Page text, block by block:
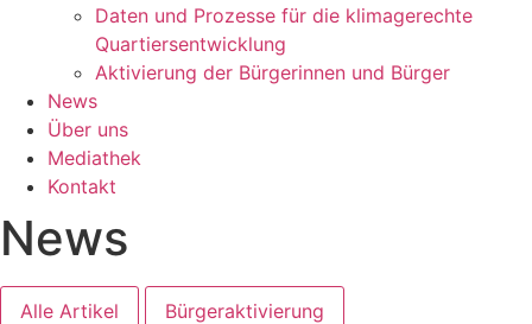
Daten und Prozesse für die klimagerechte
Quartiersentwicklung
Aktivierung der Bürgerinnen und Bürger
News
Über uns
Mediathek
Kontakt
News
Alle Artikel Bürgeraktivierung